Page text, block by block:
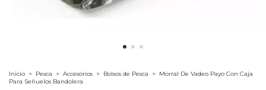
Inicio > Pesca > Accesorios > Bolsos de Pesca > Morral De Vadeo Payo Con Caja
Para Señuelos Bandolera